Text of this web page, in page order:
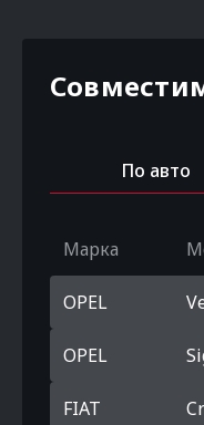
По авто
Марка
OPEL
OPEL
FIAT